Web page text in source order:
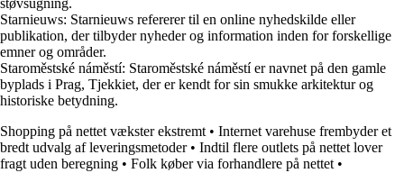
Starnieuws: Starnieuws refererer til en online nyhedskilde eller
publikation, der tilbyder nyheder og information inden for forskellige
emner og områder.
Staroměstské náměstí: Staroměstské náměstí er navnet på den gamle
byplads i Prag, Tjekkiet, der er kendt for sin smukke arkitektur og
historiske betydning.
Shopping på nettet vækster ekstremt • Internet varehuse frembyder et
bredt udvalg af leveringsmetoder• Indtil flere outlets på nettet lover
fragt uden beregning • Folk køber via forhandlere på nettet •